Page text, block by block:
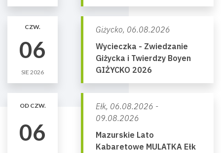
CZW.
06
SIE 2026
Giżycko, 06.08.2026
Wycieczka - Zwiedzanie
Giżycka i Twierdzy Boyen
GIŻYCKO 2026
OD CZW.
06
Ełk, 06.08.2026 -
09.08.2026
Mazurskie Lato
Kabaretowe MULATKA Ełk